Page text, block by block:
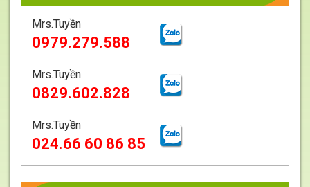
Mrs.Tuyền
0979.279.588
Mrs.Tuyền
0829.602.828
Mrs.Tuyền
024.66 60 86 85